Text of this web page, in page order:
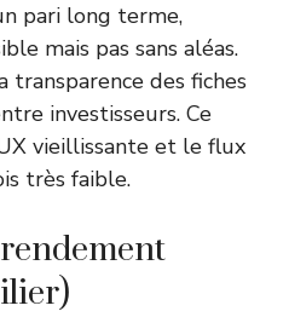
pari long terme,
mais pas sans aléas.
transparence des fiches
investisseurs. Ce
vieillissante et le flux
très faible.